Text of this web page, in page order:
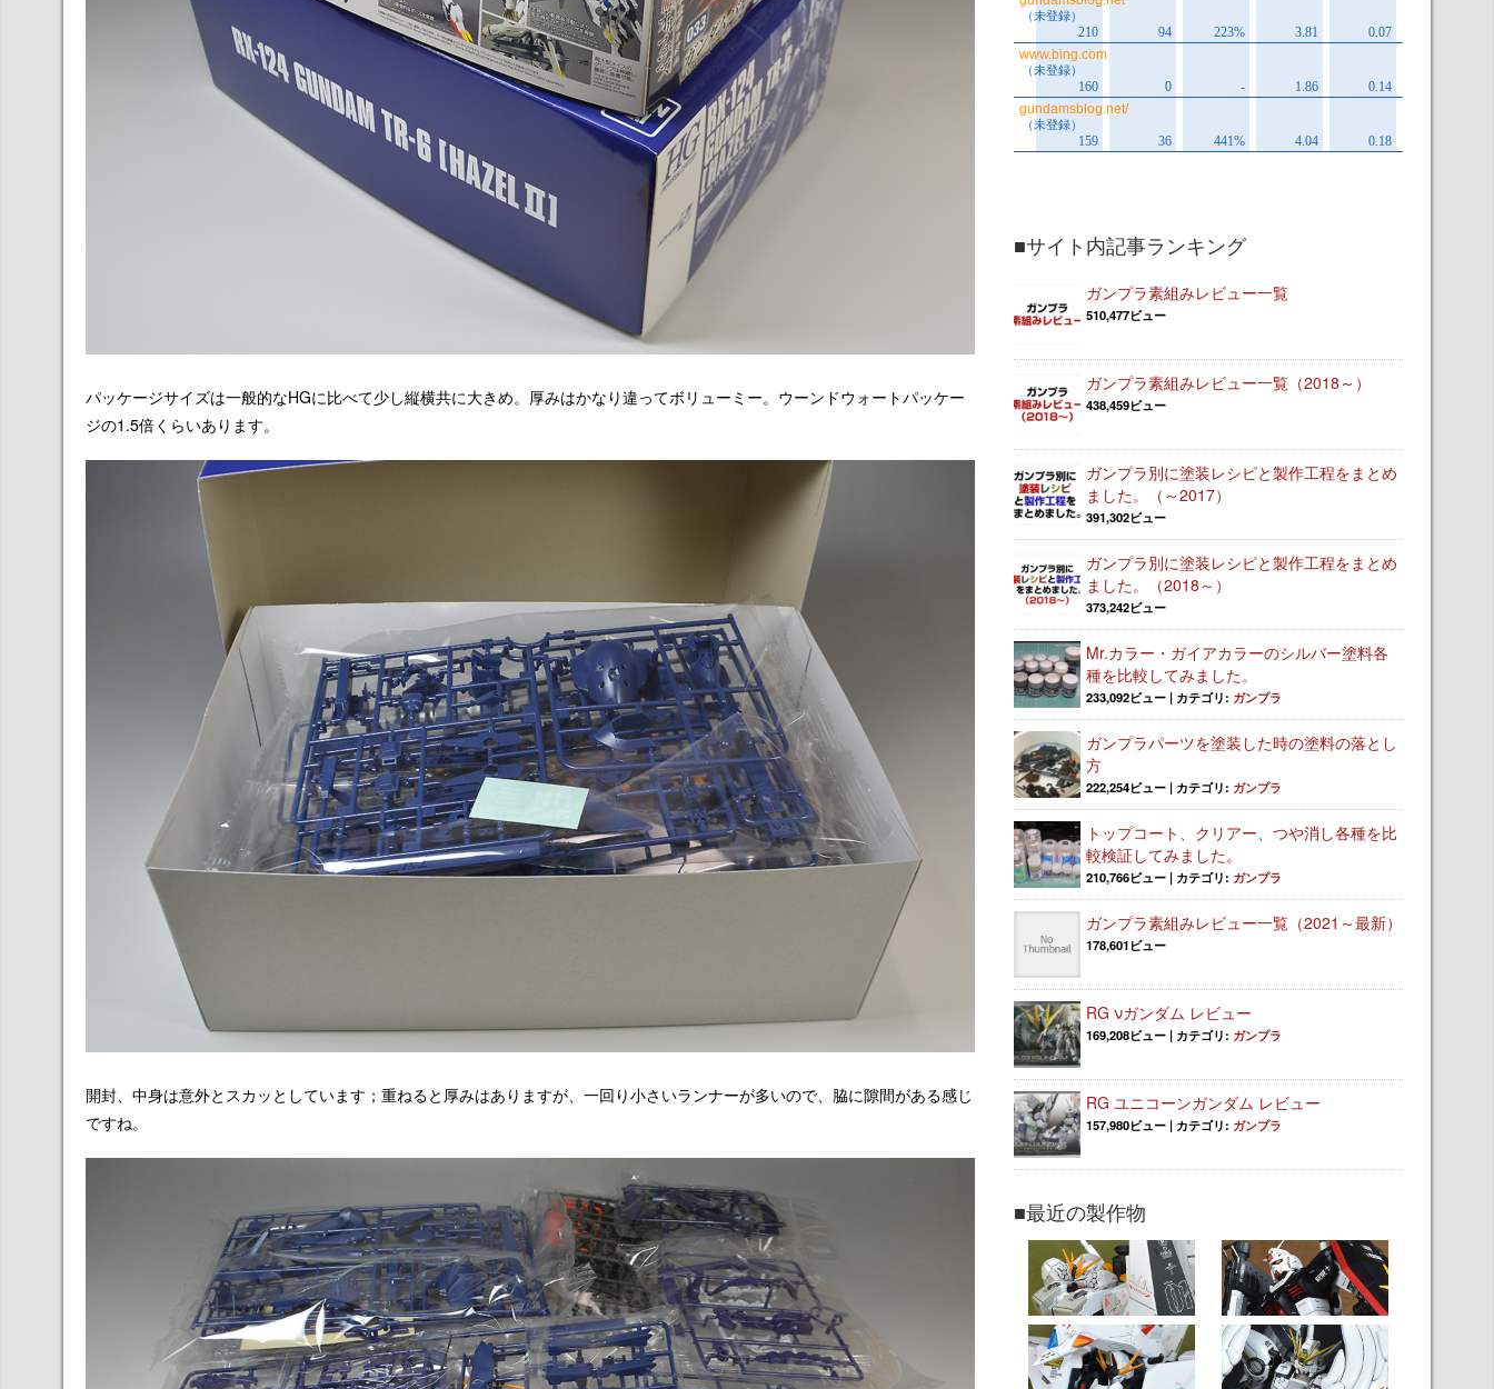
パッケージサイズは一般的なHGに比べて少し縦横共に大きめ。厚みはかなり違ってボリューミー。ウーンドウォートパッケー
ジの1.5倍くらいあります。
開封、中身は意外とスカッとしています；重ねると厚みはありますが、一回り小さいランナーが多いので、脇に隙間がある感じ
ですね。
■サイト内記事ランキング
ガンプラ素組みレビュー一覧
510,477ビュー
ガンプラ素組みレビュー一覧（2018～）
438,459ビュー
ガンプラ別に塗装レシピと製作工程をまとめ
ました。（～2017）
391,302ビュー
ガンプラ別に塗装レシピと製作工程をまとめ
ました。（2018～）
373,242ビュー
Mr.カラー・ガイアカラーのシルバー塗料各
種を比較してみました。
233,092ビュー | カテゴリ: ガンプラ
ガンプラパーツを塗装した時の塗料の落とし
方
222,254ビュー | カテゴリ: ガンプラ
トップコート、クリアー、つや消し各種を比
較検証してみました。
210,766ビュー | カテゴリ: ガンプラ
ガンプラ素組みレビュー一覧（2021～最新）
178,601ビュー
RG νガンダム レビュー
169,208ビュー | カテゴリ: ガンプラ
RG ユニコーンガンダム レビュー
157,980ビュー | カテゴリ: ガンプラ
■最近の製作物